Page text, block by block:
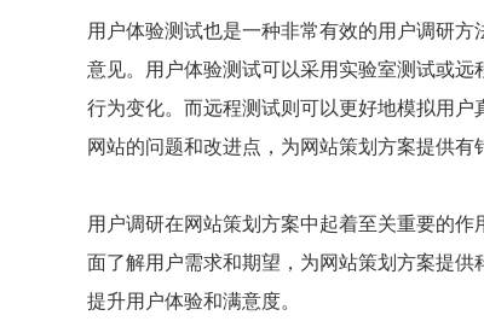
用户体验测试也是一种非常有效的用户调研
意见。用户体验测试可以采用实验室测试或
行为变化。而远程测试则可以更好地模拟用
网站的问题和改进点，为网站策划方案提供有
用户调研在网站策划方案中起着至关重要的
面了解用户需求和期望，为网站策划方案提
提升用户体验和满意度。